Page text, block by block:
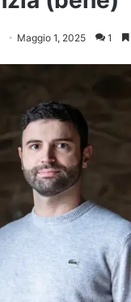
Maggio 1, 2025 1